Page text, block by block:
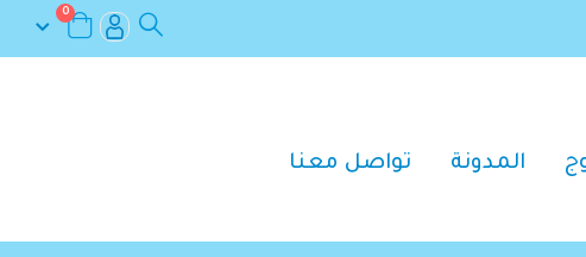
0
المدونة تواصل معنا